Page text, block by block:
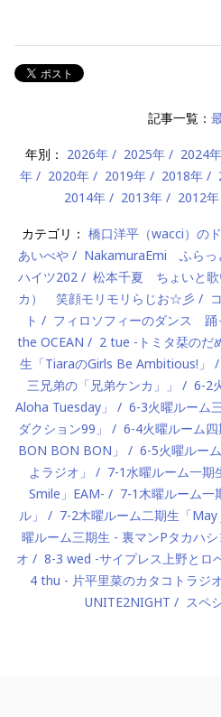
記事一覧：
年別： 2026年 2025年 2024年
年
2020年 2019年 2018年
2014年
2013年 2012年
カテゴリ： 橋口洋平（wacci）の
あいべや
NakamuraEmi ふらっ
ハイツ202
松本千夏 ちょいと歌
カ） 笑顔モリモリらじお☆彡
ト
フィロソフィーのダンス 踊
the OCEAN
2 tue -トミタ栞のだ
生「TiaraのGirls Be Ambitious!」
三兄弟の「兄弟ケンカ」」
6-2
Aloha Tuesday」
6-3火曜ルーム
ダクション99」
6-4火曜ルーム四
BON BON BON」
6-5火曜ルー
よラジオ」
7-1水曜ルーム一期
Smile」EAM-
7-1木曜ルーム一
ル」
7-2木曜ルーム二期生「May
曜ルーム三期生 - 裏マンPタカハ
オ
8-3 wed -サイプレス上野とロ
4 thu - 片平里菜のカタコトラジ
UNITE2NIGHT
スペ